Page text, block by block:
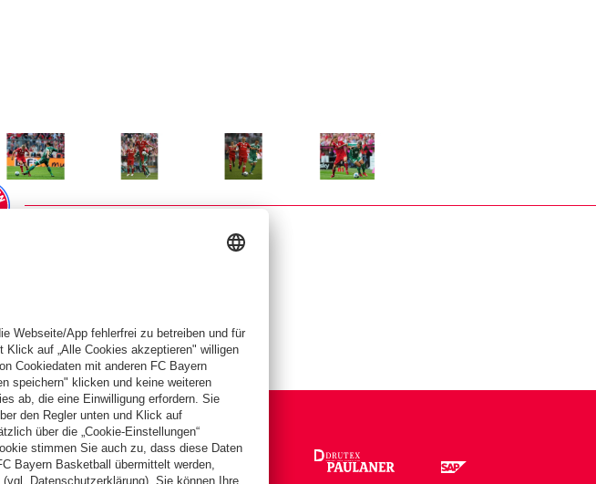
Zeige in voller GrößeZeige in voller GrößeZeige in voller GrößeZeige in voller Größe